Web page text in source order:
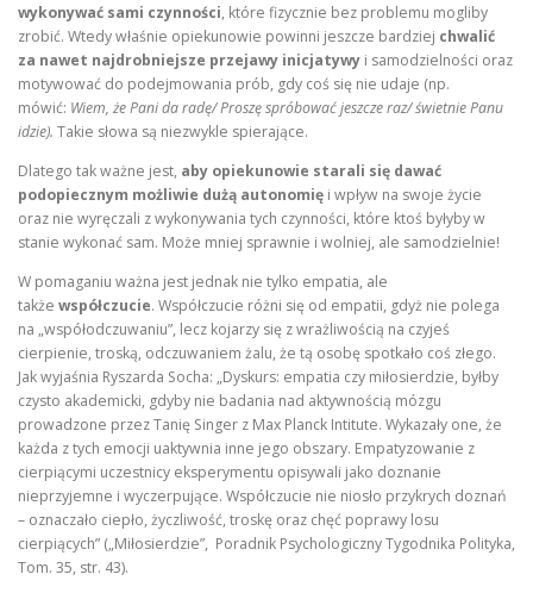
wykonywać sami czynności, które fizycznie bez problemu mogliby
zrobić. Wtedy właśnie opiekunowie powinni jeszcze bardziej chwalić
za nawet najdrobniejsze przejawy inicjatywy i samodzielności oraz
motywować do podejmowania prób, gdy coś się nie udaje (np.
mówić: Wiem, że Pani da radę/ Proszę spróbować jeszcze raz/ świetnie Panu
idzie). Takie słowa są niezwykle spierające.
Dlatego tak ważne jest, aby opiekunowie starali się dawać
podopiecznym możliwie dużą autonomię i wpływ na swoje życie
oraz nie wyręczali z wykonywania tych czynności, które ktoś byłyby w
stanie wykonać sam. Może mniej sprawnie i wolniej, ale samodzielnie!
W pomaganiu ważna jest jednak nie tylko empatia, ale
także współczucie. Współczucie różni się od empatii, gdyż nie polega
na „współodczuwaniu”, lecz kojarzy się z wrażliwością na czyjeś
cierpienie, troską, odczuwaniem żalu, że tą osobę spotkało coś złego.
Jak wyjaśnia Ryszarda Socha: „Dyskurs: empatia czy miłosierdzie, byłby
czysto akademicki, gdyby nie badania nad aktywnością mózgu
prowadzone przez Tanię Singer z Max Planck Intitute. Wykazały one, że
każda z tych emocji uaktywnia inne jego obszary. Empatyzowanie z
cierpiącymi uczestnicy eksperymentu opisywali jako doznanie
nieprzyjemne i wyczerpujące. Współczucie nie niosło przykrych doznań
– oznaczało ciepło, życzliwość, troskę oraz chęć poprawy losu
cierpiących” („Miłosierdzie”, Poradnik Psychologiczny Tygodnika Polityka,
Tom. 35, str. 43).